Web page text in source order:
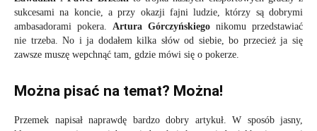
sukcesami na koncie, a przy okazji fajni ludzie, którzy są dobrymi
ambasadorami pokera. Artura Górczyńskiego nikomu przedstawiać
nie trzeba. No i ja dodałem kilka słów od siebie, bo przecież ja się
zawsze muszę wepchnąć tam, gdzie mówi się o pokerze.
Można pisać na temat? Można!
Przemek napisał naprawdę bardzo dobry artykuł. W sposób jasny,